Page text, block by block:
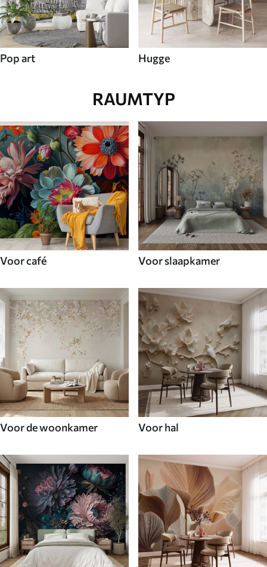
Pop art Hugge
RAUMTYP
Voor café Voor slaapkamer
Voor de woonkamer Voor hal